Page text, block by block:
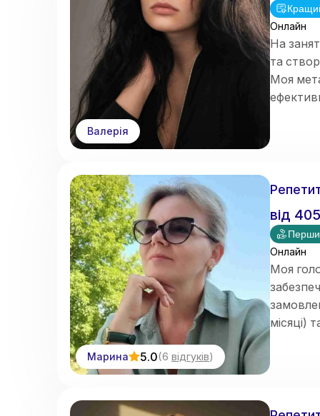
Валерія
Онлайн
На
та
Моя
Марина 5.0(6 відгуків)
від 405
Онлайн
Моя
місяці)